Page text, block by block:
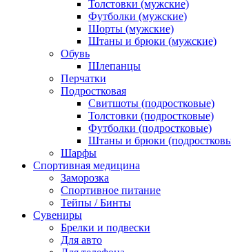
Толстовки (мужские)
Футболки (мужские)
Шорты (мужские)
Штаны и брюки (мужские)
Обувь
Шлепанцы
Перчатки
Подростковая
Свитшоты (подростковые)
Толстовки (подростковые)
Футболки (подростковые)
Штаны и брюки
Шарфы
Спортивная медицина
Заморозка
Спортивное питание
Тейпы / Бинты
Сувениры
Брелки и подвески
Для авто